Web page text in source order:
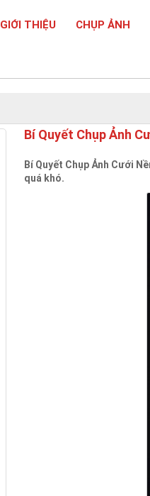
GIỚI THIỆU CHỤP ẢNH
Bí Quyết Chụp Ảnh
Bí Quyết Chụp Ảnh Cưới
quá khó.